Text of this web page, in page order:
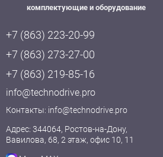
комплектующие и оборудование
+7 (863) 223-20-99
+7 (863) 273-27-00
+7 (863) 219-85-16
info@technodrive.pro
Контакты: info@technodrive.pro
Адрес: 344064, Ростов-на-Дону,
Вавилова, 68, 2 этаж, офис 10, 11